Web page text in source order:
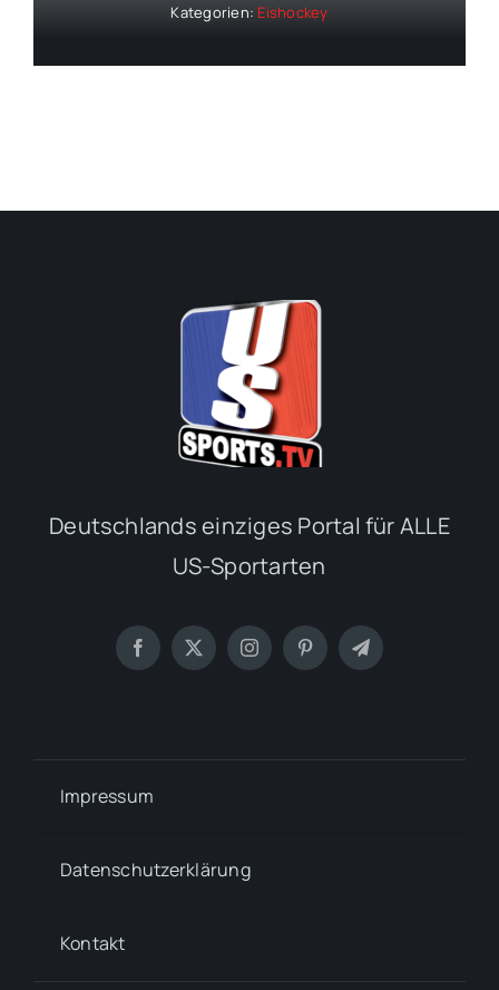
Kategorien: Eishockey
Deutschlands einziges Portal für ALLE
US-Sportarten
Impressum
Datenschutzerklärung
Kontakt